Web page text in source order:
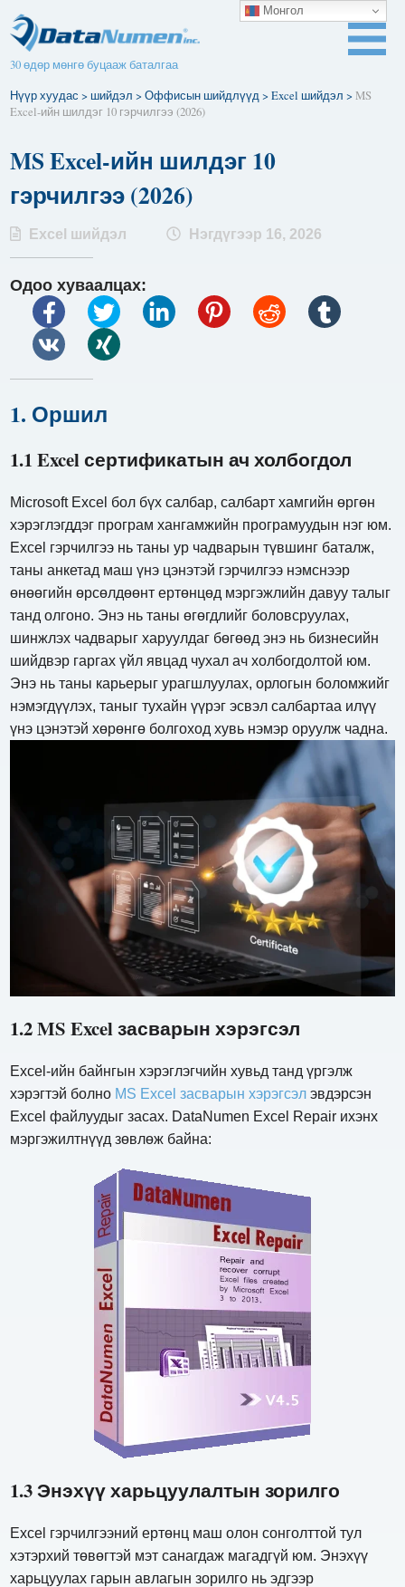
30 өдөр мөнгө буцааж баталгаа
Нүүр хуудас > шийдэл >Оффисын шийдлүүд>Excel шийдэл >MS
Excel-ийн шилдэг 10 гэрчилгээ (2026)
MS Excel-ийн шилдэг 10
гэрчилгээ (2026)
Excel шийдэл Нэгдүгээр 16, 2026
Одоо хуваалцах:
1. Оршил
1.1 Excel сертификатын ач холбогдол
Microsoft Excel бол бүх салбар, салбарт хамгийн өргөн
хэрэглэгддэг програм хангамжийн програмуудын нэг юм.
Excel гэрчилгээ нь таны ур чадварын түвшинг баталж,
таны анкетад маш үнэ цэнэтэй гэрчилгээ нэмснээр
өнөөгийн өрсөлдөөнт ертөнцөд мэргэжлийн давуу талыг
танд олгоно. Энэ нь таны өгөгдлийг боловсруулах,
шинжлэх чадварыг харуулдаг бөгөөд энэ нь бизнесийн
шийдвэр гаргах үйл явцад чухал ач холбогдолтой юм.
Энэ нь таны карьерыг урагшлуулах, орлогын боломжийг
нэмэгдүүлэх, таныг тухайн үүрэг эсвэл салбартаа илүү
үнэ цэнэтэй хөрөнгө болгоход хувь нэмэр оруулж чадна.
1.2 MS Excel засварын хэрэгсэл
Excel-ийн байнгын хэрэглэгчийн хувьд танд үргэлж
хэрэгтэй болно MS Excel засварын хэрэгсэл эвдэрсэн
Excel файлуудыг засах. DataNumen Excel Repair ихэнх
мэргэжилтнүүд зөвлөж байна:
1.3 Энэхүү харьцуулалтын зорилго
Excel гэрчилгээний ертөнц маш олон сонголттой тул
хэтэрхий төвөгтэй мэт санагдаж магадгүй юм. Энэхүү
харьцуулах гарын авлагын зорилго нь эдгээр
Монгол